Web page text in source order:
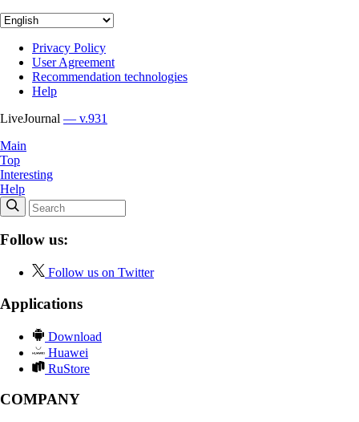
Privacy Policy
User Agreement
Recommendation technologies
Help
LiveJournal — v.931
Main
Top
Interesting
Help
Follow us:
Follow us on Twitter
Applications
Download
Huawei
RuStore
COMPANY